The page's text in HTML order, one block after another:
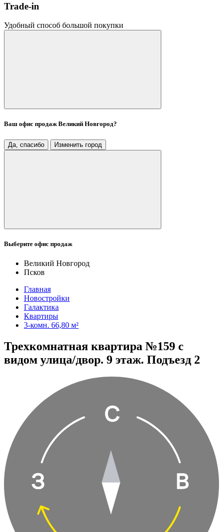
Trade-in
Удобный способ большой покупки
Ваш офис продажВеликий Новгород?
Да, спасибо Изменить город
Выберите офис продаж
Великий Новгород
Псков
Главная
Новостройки
Галактика
Квартиры
3-комн. 66,80 м²
Трехкомнатная квартира №159 с
видом улица/двор. 9 этаж. Подъезд 2